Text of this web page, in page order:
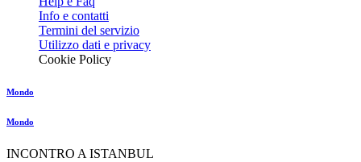
Info e contatti
Termini del servizio
Utilizzo dati e privacy
Cookie Policy
Mondo
Mondo
INCONTRO A ISTANBUL